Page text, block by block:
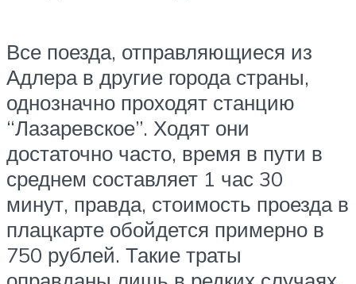
Все поезда, отправляющиеся из
Адлера в другие города страны,
однозначно проходят станцию
“Лазаревское”. Ходят они
достаточно часто, время в пути в
среднем составляет 1 час 30
минут, правда, стоимость проезда в
плацкарте обойдется примерно в
750 рублей. Такие траты